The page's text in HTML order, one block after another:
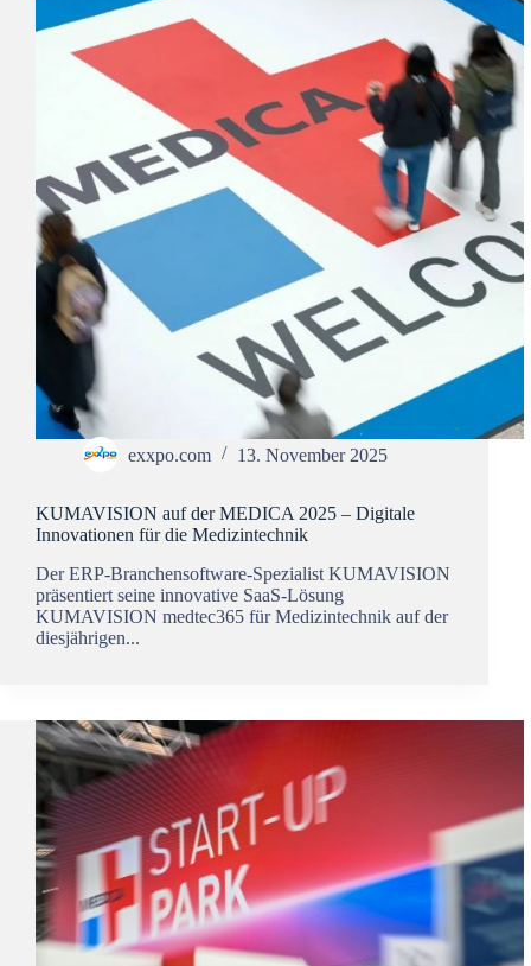
exxpo.com 13. November 2025
KUMAVISION auf der MEDICA 2025 – Digitale
Innovationen für die Medizintechnik
Der ERP-Branchensoftware-Spezialist KUMAVISION
präsentiert seine innovative SaaS-Lösung
KUMAVISION medtec365 für Medizintechnik auf der
diesjährigen...